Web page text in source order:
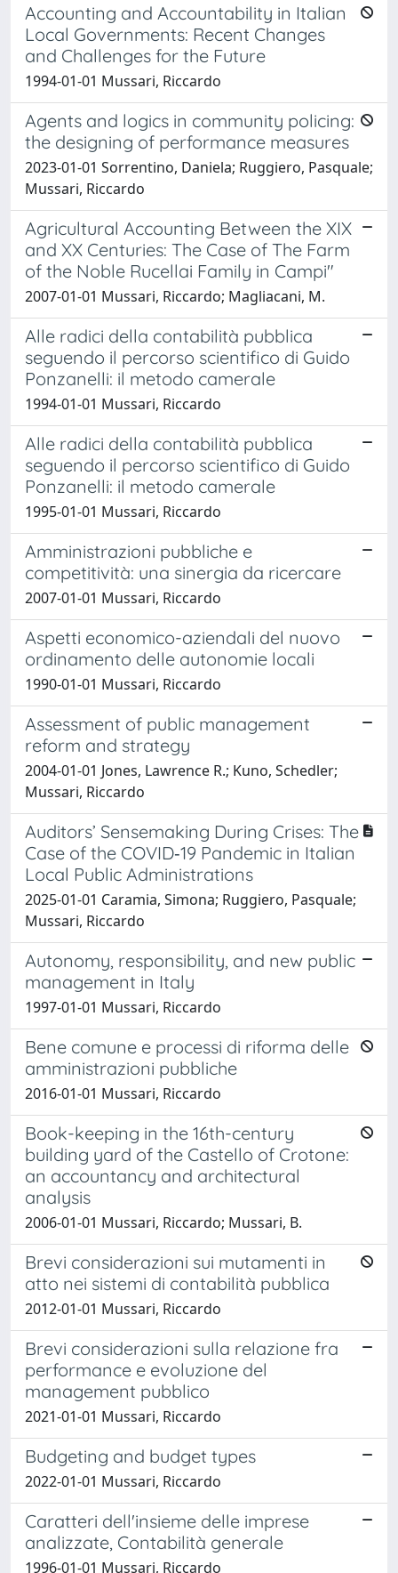
Accounting and Accountability in Italian
Local Governments: Recent Changes
and Challenges for the Future
1994-01-01 Mussari, Riccardo
Agents and logics in community policing:
the designing of performance measures
2023-01-01 Sorrentino, Daniela; Ruggiero, Pasquale;
Mussari, Riccardo
Agricultural Accounting Between the XIX
and XX Centuries: The Case of The Farm
of the Noble Rucellai Family in Campi"
2007-01-01 Mussari, Riccardo; Magliacani, M.
Alle radici della contabilità pubblica
seguendo il percorso scientifico di Guido
Ponzanelli: il metodo camerale
1994-01-01 Mussari, Riccardo
Alle radici della contabilità pubblica
seguendo il percorso scientifico di Guido
Ponzanelli: il metodo camerale
1995-01-01 Mussari, Riccardo
Amministrazioni pubbliche e
competitività: una sinergia da ricercare
2007-01-01 Mussari, Riccardo
Aspetti economico-aziendali del nuovo
ordinamento delle autonomie locali
1990-01-01 Mussari, Riccardo
Assessment of public management
reform and strategy
2004-01-01 Jones, Lawrence R.; Kuno, Schedler;
Mussari, Riccardo
Auditors’ Sensemaking During Crises: The
Case of the COVID‐19 Pandemic in Italian
Local Public Administrations
2025-01-01 Caramia, Simona; Ruggiero, Pasquale;
Mussari, Riccardo
Autonomy, responsibility, and new public
management in Italy
1997-01-01 Mussari, Riccardo
Bene comune e processi di riforma delle
amministrazioni pubbliche
2016-01-01 Mussari, Riccardo
Book-keeping in the 16th-century
building yard of the Castello of Crotone:
an accountancy and architectural
analysis
2006-01-01 Mussari, Riccardo; Mussari, B.
Brevi considerazioni sui mutamenti in
atto nei sistemi di contabilità pubblica
2012-01-01 Mussari, Riccardo
Brevi considerazioni sulla relazione fra
performance e evoluzione del
management pubblico
2021-01-01 Mussari, Riccardo
Budgeting and budget types
2022-01-01 Mussari, Riccardo
Caratteri dell'insieme delle imprese
analizzate, Contabilità generale
1996-01-01 Mussari, Riccardo